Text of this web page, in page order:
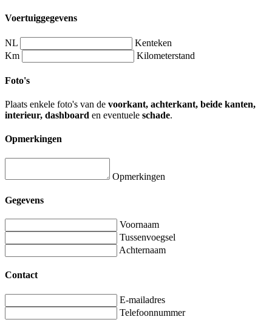
Voertuiggegevens
NL
Kenteken
Km
Kilometerstand
Foto's
Plaats enkele foto's van de voorkant, achterkant, beide kanten,
interieur, dashboard en eventuele schade.
Opmerkingen
Opmerkingen
Gegevens
Voornaam
Tussenvoegsel
Achternaam
Contact
E-mailadres
Telefoonnummer